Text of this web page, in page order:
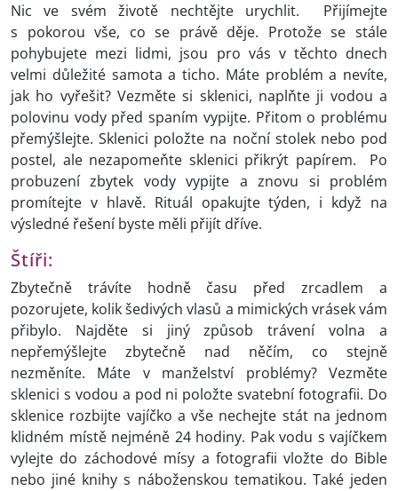
Nic ve svém životě nechtějte urychlit. Přijímejte
s pokorou vše, co se právě děje. Protože se stále
pohybujete mezi lidmi, jsou pro vás v těchto dnech
velmi důležité samota a ticho. Máte problém a nevíte,
jak ho vyřešit? Vezměte si sklenici, naplňte ji vodou a
polovinu vody před spaním vypijte. Přitom o problému
přemýšlejte. Sklenici položte na noční stolek nebo pod
postel, ale nezapomeňte sklenici přikrýt papírem. Po
probuzení zbytek vody vypijte a znovu si problém
promítejte v hlavě. Rituál opakujte týden, i když na
výsledné řešení byste měli přijít dříve.
Štíři:
Zbytečně trávíte hodně času před zrcadlem a
pozorujete, kolik šedivých vlasů a mimických vrásek vám
přibylo. Najděte si jiný způsob trávení volna a
nepřemýšlejte zbytečně nad něčím, co stejně
nezměníte. Máte v manželství problémy? Vezměte
sklenici s vodou a pod ni položte svatební fotografii. Do
sklenice rozbijte vajíčko a vše nechejte stát na jednom
klidném místě nejméně 24 hodiny. Pak vodu s vajíčkem
vylejte do záchodové mísy a fotografii vložte do Bible
nebo jiné knihy s náboženskou tematikou. Také jeden